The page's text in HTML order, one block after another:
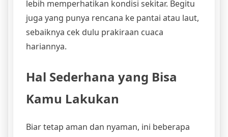
lebih memperhatikan kondisi sekitar. Begitu
juga yang punya rencana ke pantai atau laut,
sebaiknya cek dulu prakiraan cuaca
hariannya.
Hal Sederhana yang Bisa
Kamu Lakukan
Biar tetap aman dan nyaman, ini beberapa